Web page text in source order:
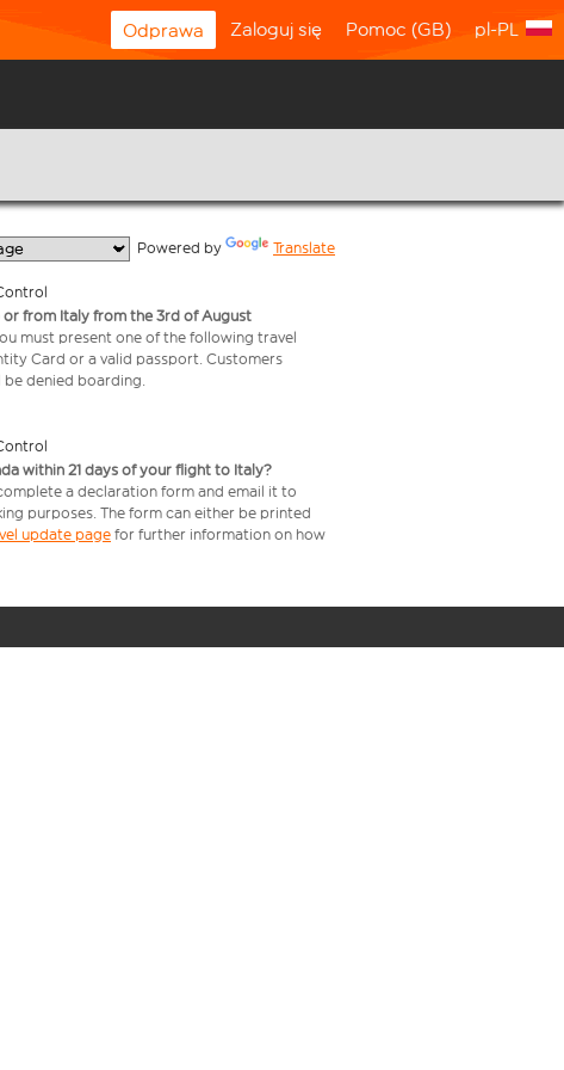
Odprawa Zaloguj się Pomoc (GB) pl-PL
Powered by Translate
from Italy from the 3rd of August
must present one of the following travel
Card or a valid passport. Customers
denied boarding.
within 21 days of your flight to Italy?
a declaration form and email it to
purposes. The form can either be printed
update page for further information on how